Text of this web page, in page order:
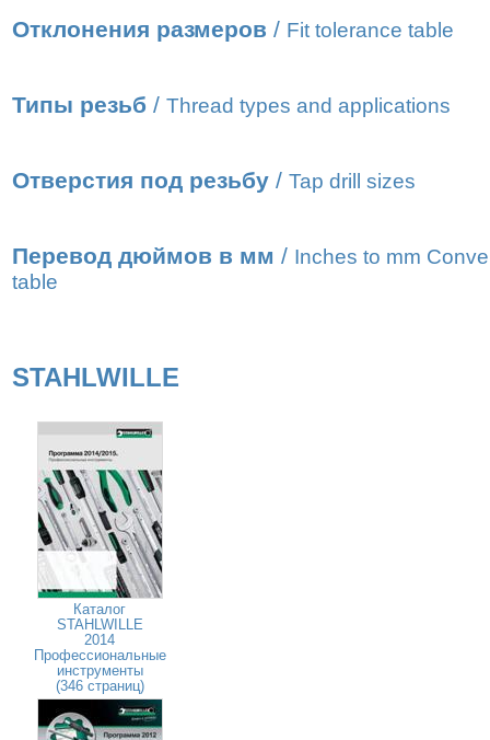
Отклонения размеров / Fit tolerance table
Типы резьб / Thread types and applications
Отверстия под резьбу / Tap drill sizes
Перевод дюймов в мм / Inches to mm
table
STAHLWILLE
Каталог
STAHLWILLE
2014
Профессиональные
инструменты
(346 страниц)